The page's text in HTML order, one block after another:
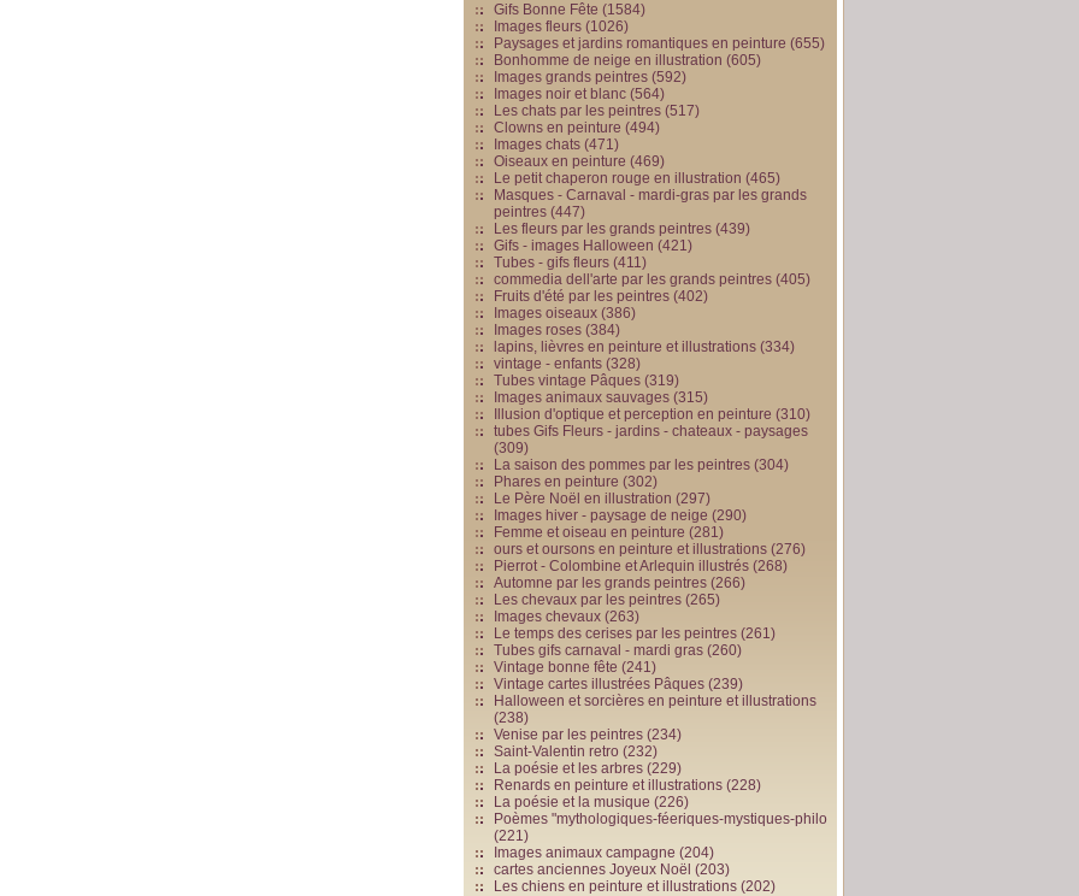
Gifs Bonne Fête (1584)
Images fleurs (1026)
Paysages et jardins romantiques en peinture (655)
Bonhomme de neige en illustration (605)
Images grands peintres (592)
Images noir et blanc (564)
Les chats par les peintres (517)
Clowns en peinture (494)
Images chats (471)
Oiseaux en peinture (469)
Le petit chaperon rouge en illustration (465)
Masques - Carnaval - mardi-gras par les grands
peintres (447)
Les fleurs par les grands peintres (439)
Gifs - images Halloween (421)
Tubes - gifs fleurs (411)
commedia dell'arte par les grands peintres (405)
Fruits d'été par les peintres (402)
Images oiseaux (386)
Images roses (384)
lapins, lièvres en peinture et illustrations (334)
vintage - enfants (328)
Tubes vintage Pâques (319)
Images animaux sauvages (315)
Illusion d'optique et perception en peinture (310)
tubes Gifs Fleurs - jardins - chateaux - paysages
(309)
La saison des pommes par les peintres (304)
Phares en peinture (302)
Le Père Noël en illustration (297)
Images hiver - paysage de neige (290)
Femme et oiseau en peinture (281)
ours et oursons en peinture et illustrations (276)
Pierrot - Colombine et Arlequin illustrés (268)
Automne par les grands peintres (266)
Les chevaux par les peintres (265)
Images chevaux (263)
Le temps des cerises par les peintres (261)
Tubes gifs carnaval - mardi gras (260)
Vintage bonne fête (241)
Vintage cartes illustrées Pâques (239)
Halloween et sorcières en peinture et illustrations
(238)
Venise par les peintres (234)
Saint-Valentin retro (232)
La poésie et les arbres (229)
Renards en peinture et illustrations (228)
La poésie et la musique (226)
Poèmes "mythologiques-féeriques-mystiques-philo
(221)
Images animaux campagne (204)
cartes anciennes Joyeux Noël (203)
Les chiens en peinture et illustrations (202)